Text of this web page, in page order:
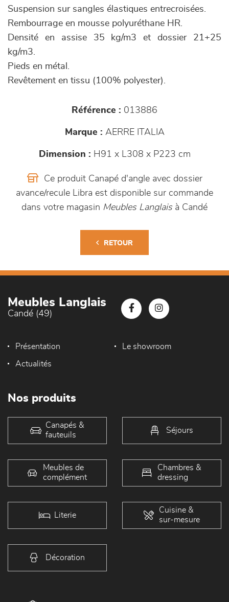
Suspension sur sangles élastiques entrecroisées.
Rembourrage en mousse polyuréthane HR.
Densité en assise 35 kg/m3 et dossier 21+25
kg/m3.
Pieds en métal.
Revêtement en tissu (100% polyester).
Référence : 013886
Marque : AERRE ITALIA
Dimension : H91 x L308 x P223 cm
Ce produit Canapé d'angle avec dossier
avance/recule Libra est disponible sur commande
dans votre magasin Meubles Langlaisà Candé
RETOUR
Meubles Langlais
Candé (49)
Présentation Le showroom
Actualités
Nos produits
Canapés &
fauteuils
Séjours
Meubles de
complément
Chambres &
dressing
Literie
Cuisine &
sur-mesure
Décoration